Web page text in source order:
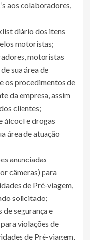
aos colaboradores,
diário dos itens
motoristas;
motoristas
sua área de
os procedimentos de
da empresa, assim
clientes;
álcool e drogas
área de atuação
anunciadas
câmeras) para
de Pré-viagem,
solicitado;
segurança e
violações de
de Pré-viagem,